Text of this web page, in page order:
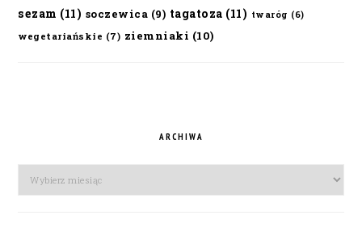
sezam (11) soczewica (9) tagatoza (11) twaróg (6)
wegetariańskie (7) ziemniaki (10)
ARCHIWA
Archiwa